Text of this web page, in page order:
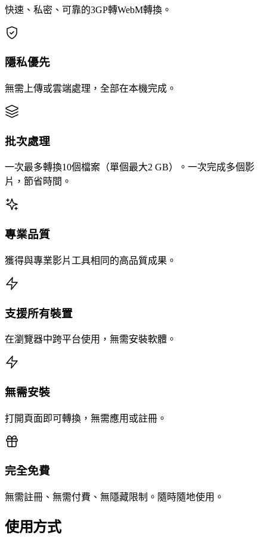
快速、私密、可靠的3GP轉WebM轉換。
隱私優先
無需上傳或雲端處理，全部在本機完成。
批次處理
一次最多轉換10個檔案（單個最大2 GB）。一次完成多個影
片，節省時間。
專業品質
獲得與專業影片工具相同的高品質成果。
支援所有裝置
在瀏覽器中跨平台使用，無需安裝軟體。
無需安裝
打開頁面即可轉換，無需應用或註冊。
完全免費
無需註冊、無需付費、無隱藏限制。隨時隨地使用。
使用方式